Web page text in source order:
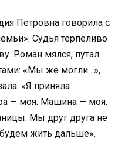
Петровна говорила с
Судья терпеливо
Роман мялся, путал
«Мы же могли…»,
«Я приняла
— моя. Машина — моя.
Мы друг друга не
жить дальше».